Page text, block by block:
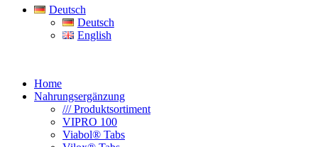
Deutsch
Deutsch
English
Home
Nahrungsergänzung
/// Produktsortiment
VIPRO 100
Viabol® Tabs